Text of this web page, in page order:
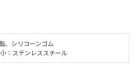
、シリコーンゴム
：ステンレススチール